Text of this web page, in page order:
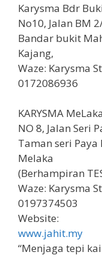
Karysma Bdr
No10, Jalan BM
Bandar bukit
Kajang,
Waze: Karysma
0172086936
KARYSMA MeLaka
NO 8, Jalan Seri
Taman seri Paya
Melaka
(Berhampiran
Waze: Karysma
0197374503
Website:
www.jahit.my
“Menjaga tepi